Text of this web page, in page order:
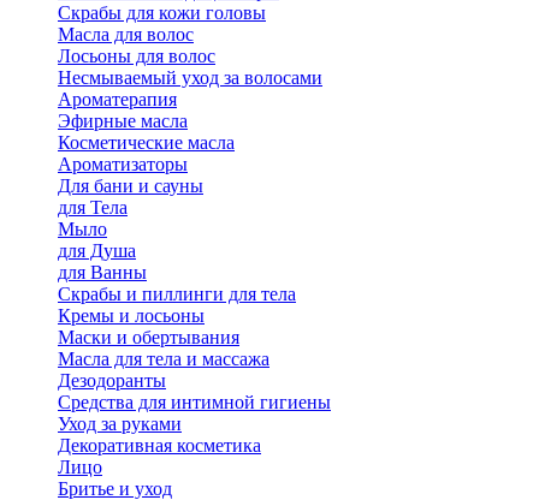
Скрабы для кожи головы
Масла для волос
Лосьоны для волос
Несмываемый уход за волосами
Ароматерапия
Эфирные масла
Косметические масла
Ароматизаторы
Для бани и сауны
для Тела
Мыло
для Душа
для Ванны
Скрабы и пиллинги для тела
Кремы и лосьоны
Маски и обертывания
Масла для тела и массажа
Дезодоранты
Средства для интимной гигиены
Уход за руками
Декоративная косметика
Лицо
Бритье и уход